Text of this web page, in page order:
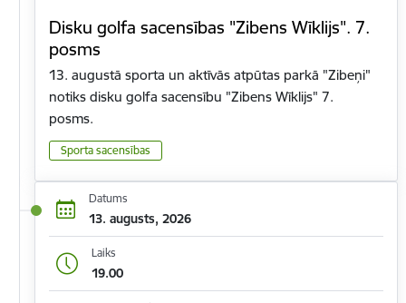
Disku golfa sacensības "Zibens Wīklijs". 7.
posms
13. augustā sporta un aktīvās atpūtas parkā "Zibeņi"
notiks disku golfa sacensību "Zibens Wīklijs" 7.
posms.
Sporta sacensības
Datums
13. augusts, 2026
Laiks
19.00